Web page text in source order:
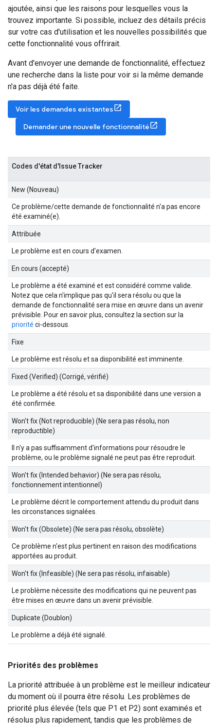
ajoutée, ainsi que les raisons pour lesquelles vous la
trouvez importante. Si possible, incluez des détails précis
sur votre cas d'utilisation et les nouvelles possibilités que
cette fonctionnalité vous offrirait.
Avant d'envoyer une demande de fonctionnalité, effectuez
une recherche dans la liste pour voir si la même demande
n'a pas déjà été faite.
Voir les demandes existantes
Demander une nouvelle fonctionnalité
Codes d'état d'Issue Tracker
New (Nouveau)
Ce problème/cette demande de fonctionnalité n'a pas encore
été examiné(e).
Attribuée
Le problème est en cours d'examen.
En cours (accepté)
Le problème a été examiné et est considéré comme valide.
Notez que cela n'implique pas qu'il sera résolu ou que la
demande de fonctionnalité sera mise en œuvre dans un avenir
prévisible. Pour en savoir plus, consultez la section sur la
priorité ci-dessous.
Fixe
Le problème est résolu et sa disponibilité est imminente.
Fixed (Verified) (Corrigé, vérifié)
Le problème a été résolu et sa disponibilité dans une version a
été confirmée.
Won't fix (Not reproducible) (Ne sera pas résolu, non
reproductible)
Il n'y a pas suffisamment d'informations pour résoudre le
problème, ou le problème signalé ne peut pas être reproduit.
Won't fix (Intended behavior) (Ne sera pas résolu,
fonctionnement intentionnel)
Le problème décrit le comportement attendu du produit dans
les circonstances signalées.
Won't fix (Obsolete) (Ne sera pas résolu, obsolète)
Ce problème n'est plus pertinent en raison des modifications
apportées au produit.
Won't fix (Infeasible) (Ne sera pas résolu, infaisable)
Le problème nécessite des modifications qui ne peuvent pas
être mises en œuvre dans un avenir prévisible.
Duplicate (Doublon)
Le problème a déjà été signalé.
Priorités des problèmes
La priorité attribuée à un problème est le meilleur indicateur
du moment où il pourra être résolu. Les problèmes de
priorité plus élevée (tels que P1 et P2) sont examinés et
résolus plus rapidement, tandis que les problèmes de